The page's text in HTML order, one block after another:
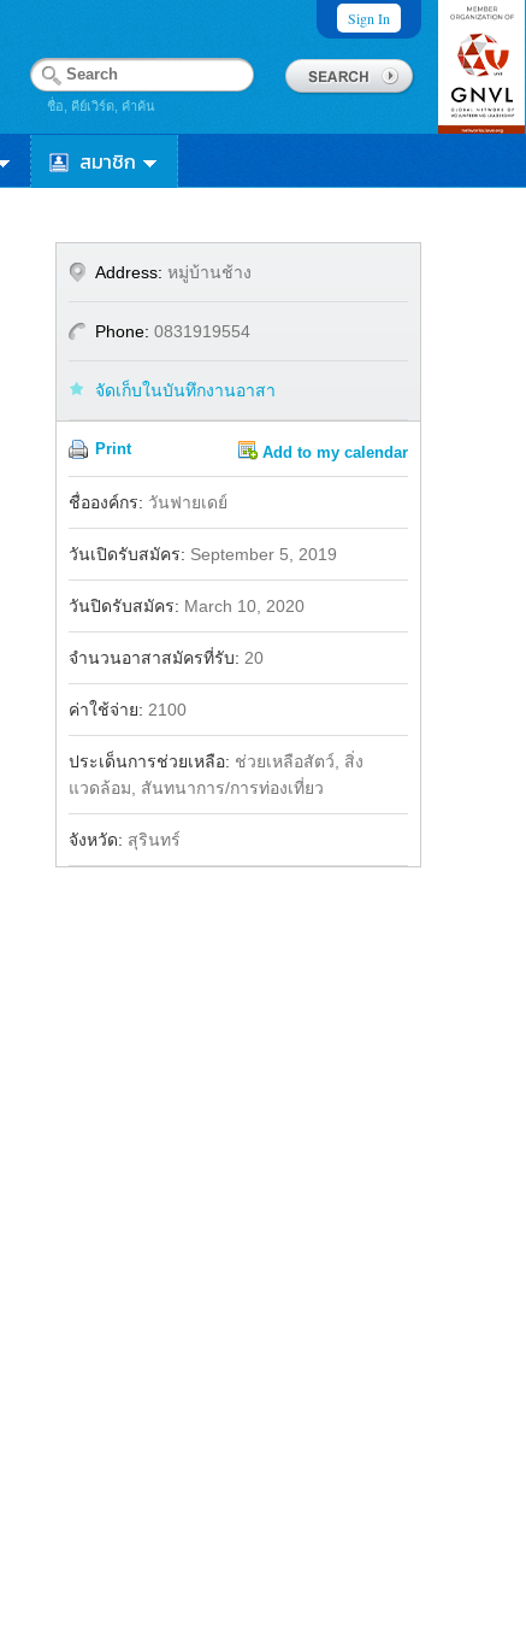
Sign In
ชื่อ, คีย์เวิร์ด, คำค้น
สมาชิก
Address: หมู่บ้านช้าง
Phone: 0831919554
จัดเก็บในบันทึกงานอาสา
Print Add to my calendar
Facebook
ชื่อองค์กร: วันฟายเดย์
วันเปิดรับสมัคร: September 5, 2019
วันปิดรับสมัคร: March 10, 2020
จำนวนอาสาสมัครที่รับ: 20
ค่าใช้จ่าย: 2100
ประเด็นการช่วยเหลือ: ช่วยเหลือสัตว์, สิ่ง
แวดล้อม, สันทนาการ/การท่องเที่ยว
จังหวัด: สุรินทร์